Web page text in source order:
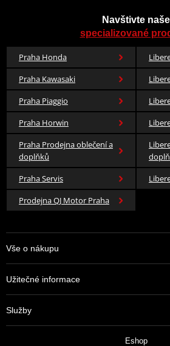
Navštivte naše
specializované
Praha Honda
Praha Kawasaki
Praha Piaggio
Praha Horwin
Praha Prodejna oblečení a
doplňků
Praha Servis
Prodejna QJ Motor Praha
Vše o nákupu
Užitečné informace
Služby
Eshop